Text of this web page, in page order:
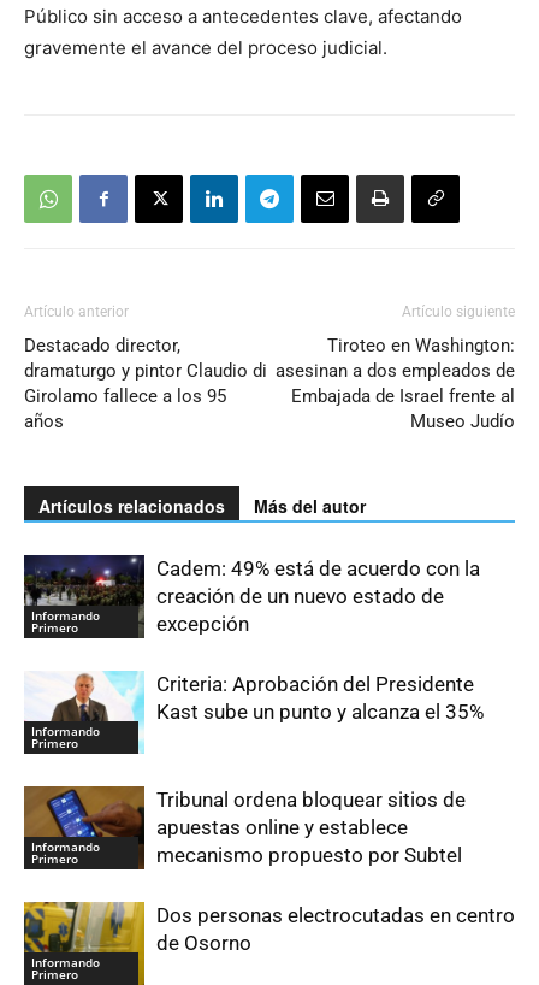
Público sin acceso a antecedentes clave, afectando
gravemente el avance del proceso judicial.
Artículo anterior
Destacado director,
dramaturgo y pintor Claudio di
Girolamo fallece a los 95
años
Artículo siguiente
Tiroteo en Washington:
asesinan a dos empleados de
Embajada de Israel frente al
Museo Judío
Artículos relacionados Más del autor
Informando
Primero
Cadem: 49% está de acuerdo con la
creación de un nuevo estado de
excepción
Informando
Primero
Criteria: Aprobación del Presidente
Kast sube un punto y alcanza el 35%
Informando
Primero
Tribunal ordena bloquear sitios de
apuestas online y establece
mecanismo propuesto por Subtel
Informando
Primero
Dos personas electrocutadas en centro
de Osorno